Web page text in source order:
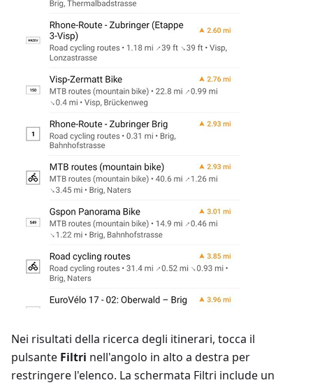
Nei risultati della ricerca degli itinerari, tocca il
pulsante Filtri nell'angolo in alto a destra per
restringere l'elenco. La schermata Filtri include un